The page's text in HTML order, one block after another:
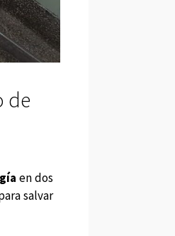
de
en dos
salvar